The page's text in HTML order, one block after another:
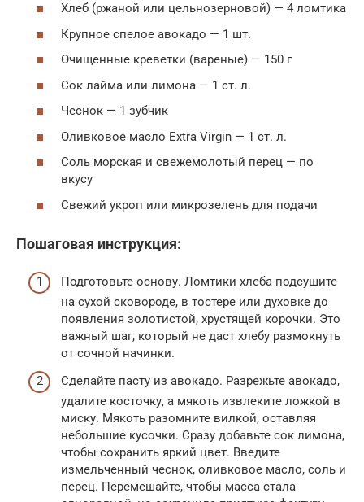
Хлеб (ржаной или цельнозерновой) — 4 ломтика
Крупное спелое авокадо — 1 шт.
Очищенные креветки (вареные) — 150 г
Сок лайма или лимона — 1 ст. л.
Чеснок — 1 зубчик
Оливковое масло Extra Virgin — 1 ст. л.
Соль морская и свежемолотый перец — по
вкусу
Свежий укроп или микрозелень для подачи
Пошаговая инструкция:
Подготовьте основу. Ломтики хлеба подсушите
на сухой сковороде, в тостере или духовке до
появления золотистой, хрустящей корочки. Это
важный шаг, который не даст хлебу размокнуть
от сочной начинки.
Сделайте пасту из авокадо. Разрежьте авокадо,
удалите косточку, а мякоть извлеките ложкой в
миску. Мякоть разомните вилкой, оставляя
небольшие кусочки. Сразу добавьте сок лимона,
чтобы сохранить яркий цвет. Введите
измельченный чеснок, оливковое масло, соль и
перец. Перемешайте, чтобы масса стала